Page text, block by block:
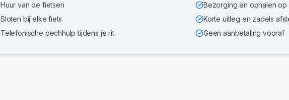
Huur van de fietsen
Bezorging en ophalen op
Sloten bij elke fiets
Korte uitleg en zadels
Telefonische pechhulp tijdens je rit
Geen aanbetaling vooraf